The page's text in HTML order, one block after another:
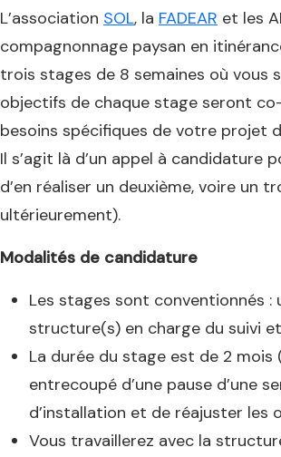
L’association SOL, la FADEAR et les
compagnonnage paysan en
trois stages de 8 semaines où vous
objectifs de chaque stage seront
besoins spécifiques de votre projet
Il s’agit là d’un appel à candidature
d’en réaliser un deuxième, voire un
ultérieurement).
Modalités de candidature
Les stages sont conventionnés
structure(s) en charge du suivi
La durée du stage est de 2
entrecoupé d’une pause d’une
d’installation et de réajuster les
Vous travaillerez avec la